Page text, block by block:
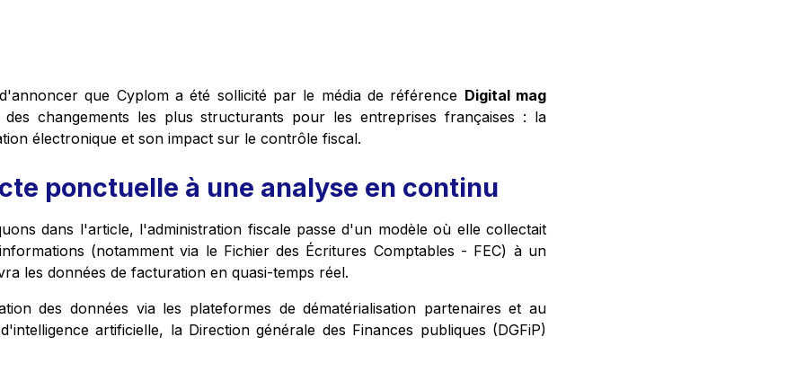
que Cyplom a été sollicité par le média de référence Digital mag
changements les plus structurants pour les entreprises françaises : la
électronique et son impact sur le contrôle fiscal.
ponctuelle à une analyse en continu
dans l'article, l'administration fiscale passe d'un modèle où elle collectait
(notamment via le Fichier des Écritures Comptables - FEC) à un
les données de facturation en quasi-temps réel.
des données via les plateformes de dématérialisation partenaires et au
artificielle, la Direction générale des Finances publiques (DGFiP)